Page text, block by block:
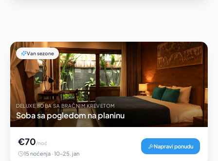
Van sezone
DELUXE SOBA SA BRAČNIM KREVETOM
Soba sa pogledom na planinu
€70/noć
15 noćenja · 10–25. jan
Napravi ponudu